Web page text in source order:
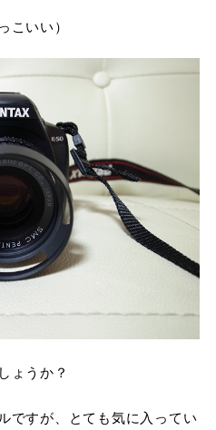
こいい）
ょうか？
ですが、とても気に入ってい